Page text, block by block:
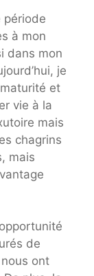
période
à mon
dans mon
je
maturité et
vie à la
mais
chagrins
mais
de
ont